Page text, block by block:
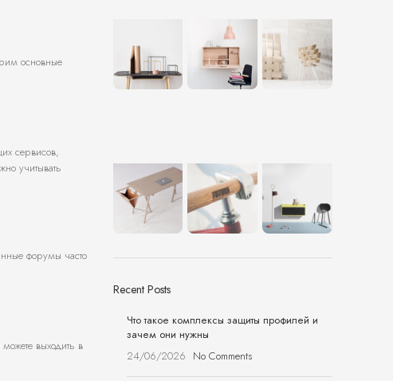
основные
сервисов,
учитывать
форумы часто
выходить в
Recent Posts
Что такое комплексы защиты профилей и
зачем они нужны
24/06/2026 No Comments